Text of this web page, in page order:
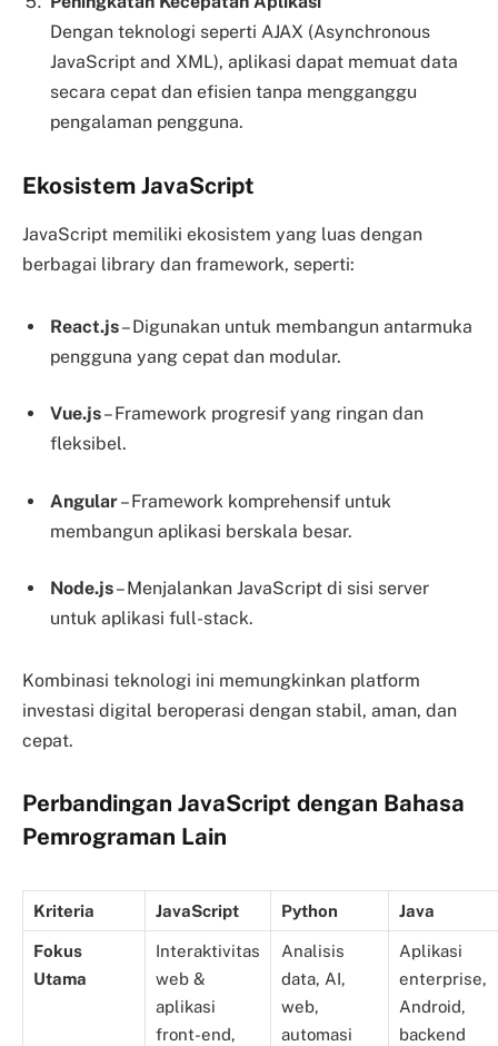
Dengan teknologi seperti AJAX (Asynchronous
JavaScript and XML), aplikasi dapat memuat data
secara cepat dan efisien tanpa mengganggu
pengalaman pengguna.
Ekosistem JavaScript
JavaScript memiliki ekosistem yang luas dengan
berbagai library dan framework, seperti:
React.js– Digunakan untuk membangun antarmuka
pengguna yang cepat dan modular.
Vue.js– Framework progresif yang ringan dan
fleksibel.
Angular– Framework komprehensif untuk
membangun aplikasi berskala besar.
Node.js– Menjalankan JavaScript di sisi server
untuk aplikasi full-stack.
Kombinasi teknologi ini memungkinkan platform
investasi digital beroperasi dengan stabil, aman, dan
cepat.
Perbandingan JavaScript dengan Bahasa
Pemrograman Lain
Kriteria JavaScript Python Java
Fokus
Utama
Interaktivitas
web &
aplikasi
front-end,
Analisis
data, AI,
web,
automasi
Aplikasi
enterprise,
Android,
backend